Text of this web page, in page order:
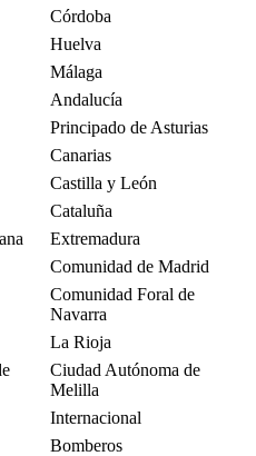
Córdoba
Huelva
Málaga
Andalucía
Principado de Asturias
Canarias
Castilla y León
Cataluña
Extremadura
Comunidad de Madrid
Comunidad Foral de
Navarra
La Rioja
Ciudad Autónoma de
Melilla
Internacional
Bomberos